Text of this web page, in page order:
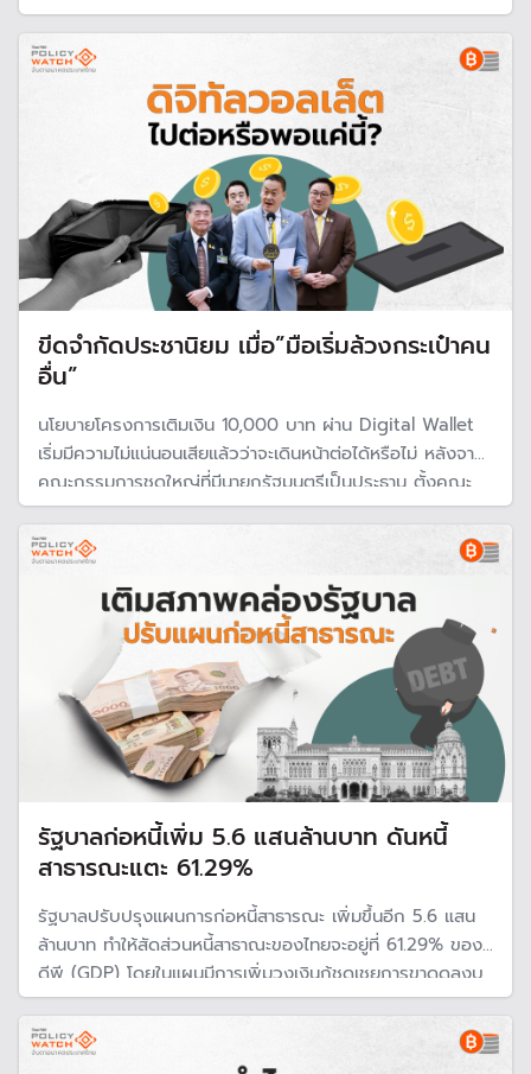
กลุ่ม และแผนลดภาระหนี้ที่เกิดขึ้น รวมถึงความปลอดภัยใน ซู
เปอร์แอฟ (Super App) ระบบชำระเงินแบบใหม่ที่รัฐบาลกำลัง
จะสร้างรองรับ
ขีดจำกัดประชานิยม เมื่อ”มือเริ่มล้วงกระเป๋าคน
อื่น”
นโยบายโครงการเติมเงิน 10,000 บาท ผ่าน Digital Wallet
เริ่มมีความไม่แน่นอนเสียแล้วว่าจะเดินหน้าต่อได้หรือไม่ หลังจาก
คณะกรรมการชุดใหญ่ที่มีนายกรัฐมนตรีเป็นประธาน ตั้งคณะ
ทำงานขึ้นมาศึกษาความเห็นของหน่วยงานต่าง ๆ เพื่อตรวจดู
อีกครั้งว่าโครงการนี้จะสามารถดำเนินการได้หรือไม่
รัฐบาลก่อหนี้เพิ่ม 5.6 แสนล้านบาท ดันหนี้
สาธารณะแตะ 61.29%
รัฐบาลปรับปรุงแผนการก่อหนี้สาธารณะ เพิ่มขึ้นอีก 5.6 แสน
ล้านบาท ทำให้สัดส่วนหนี้สาธาณะของไทยจะอยู่ที่ 61.29% ของจี
ดีพี (GDP) โดยในแผนมีการเพิ่มวงเงินกู้ชดเชยการขาดดุลงบ
ประมาณ เป็นผลมาจากงบประมาณปี 67 ที่ล่าช้า ค้ำประกันเงิน
กู้ให้รัฐวิสาหกิจ รวมถึงขยายวงเงินกู้เสริมสภาพคล่อง กฟผ.
และกองทุนน้ำมันฯ